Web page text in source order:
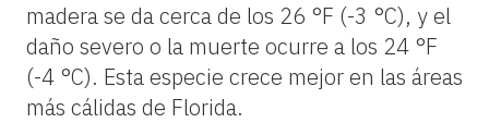
madera se da cerca de los 26 °F (-3 °C), y el
daño severo o la muerte ocurre a los 24 °F
(-4 °C). Esta especie crece mejor en las áreas
más cálidas de Florida.